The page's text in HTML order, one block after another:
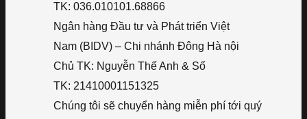
TK: 036.010101.68866
Ngân hàng Đầu tư và Phát triển Việt
Nam (BIDV) – Chi nhánh Đông Hà nội
Chủ TK: Nguyễn Thế Anh & Số
TK: 21410001151325
Chúng tôi sẽ chuyển hàng miễn phí tới quý